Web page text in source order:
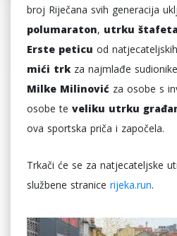
broj Riječana svih generacija
polumaraton, utrku
Erste peticu od
mići trkza najmlađe
Milke Milinović za osobe s
osobe te veliku utrku
ova sportska priča i započela.
Trkači će se za natjecateljske
službene stranice rijeka.run.